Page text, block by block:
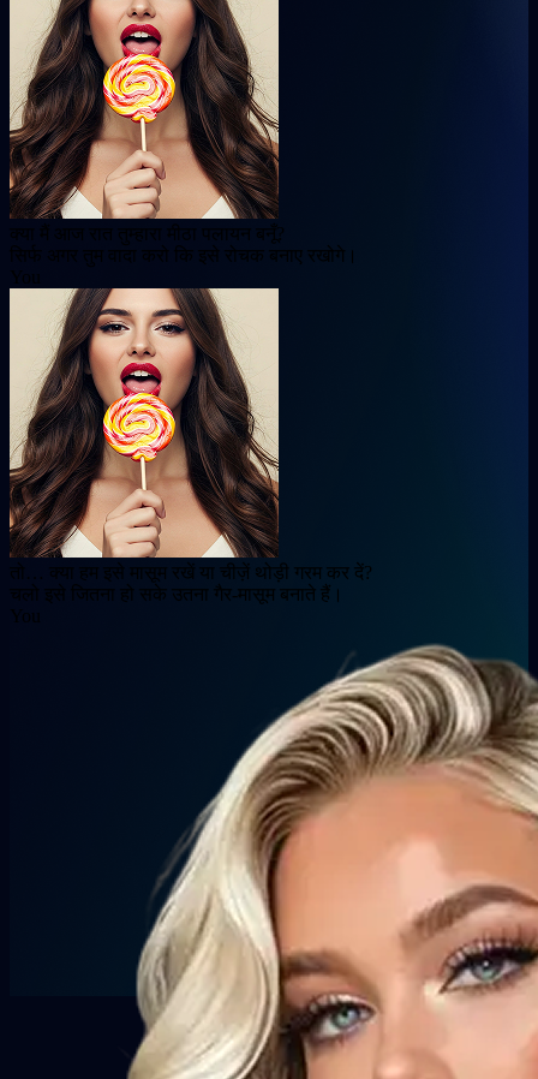
क्या मैं आज रात तुम्हारा मीठा पलायन बनूँ?
सिर्फ अगर तुम वादा करो कि इसे रोचक बनाए रखोगे।
You
तो… क्या हम इसे मासूम रखें या चीज़ें थोड़ी गरम कर दें?
चलो इसे जितना हो सके उतना गैर-मासूम बनाते हैं।
You